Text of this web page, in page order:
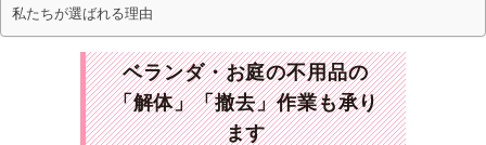
私たちが選ばれる理由
ベランダ・お庭の不用品の
「解体」「撤去」作業も承り
ます